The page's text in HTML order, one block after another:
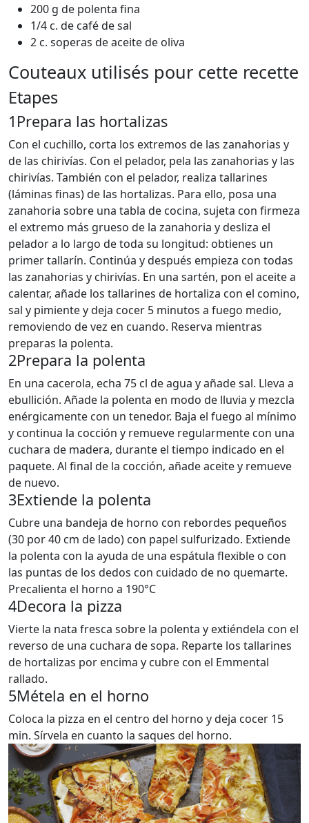
200 g de polenta fina
1/4 c. de café de sal
2 c. soperas de aceite de oliva
Couteaux utilisés pour cette recette
Etapes
1 Prepara las hortalizas
Con el cuchillo, corta los extremos de las zanahorias y
de las chirivías. Con el pelador, pela las zanahorias y las
chirivías. También con el pelador, realiza tallarines
(láminas finas) de las hortalizas. Para ello, posa una
zanahoria sobre una tabla de cocina, sujeta con firmeza
el extremo más grueso de la zanahoria y desliza el
pelador a lo largo de toda su longitud: obtienes un
primer tallarín. Continúa y después empieza con todas
las zanahorias y chirivías. En una sartén, pon el aceite a
calentar, añade los tallarines de hortaliza con el comino,
sal y pimiente y deja cocer 5 minutos a fuego medio,
removiendo de vez en cuando. Reserva mientras
preparas la polenta.
2Prepara la polenta
En una cacerola, echa 75 cl de agua y añade sal. Lleva a
ebullición. Añade la polenta en modo de lluvia y mezcla
enérgicamente con un tenedor. Baja el fuego al mínimo
y continua la cocción y remueve regularmente con una
cuchara de madera, durante el tiempo indicado en el
paquete. Al final de la cocción, añade aceite y remueve
de nuevo.
3Extiende la polenta
Cubre una bandeja de horno con rebordes pequeños
(30 por 40 cm de lado) con papel sulfurizado. Extiende
la polenta con la ayuda de una espátula flexible o con
las puntas de los dedos con cuidado de no quemarte.
Precalienta el horno a 190°C
4Decora la pizza
Vierte la nata fresca sobre la polenta y extiéndela con el
reverso de una cuchara de sopa. Reparte los tallarines
de hortalizas por encima y cubre con el Emmental
rallado.
5Métela en el horno
Coloca la pizza en el centro del horno y deja cocer 15
min. Sírvela en cuanto la saques del horno.